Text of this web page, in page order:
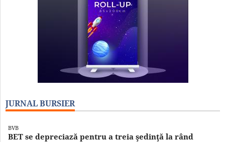
JURNAL BURSIER
BVB
BET se depreciază pentru a treia şedinţă la rând